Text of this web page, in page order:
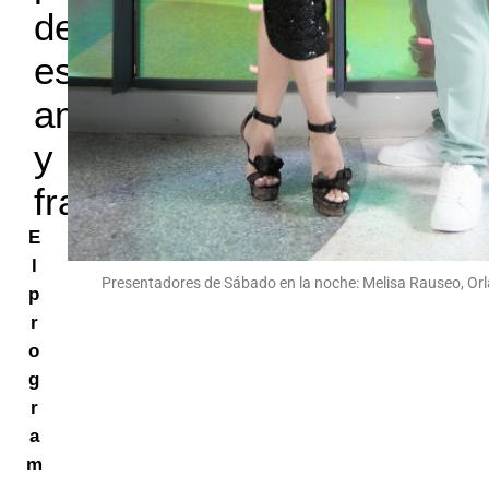
de
espectáculos
ameno
y
franco
E
l
p
r
o
g
r
a
m
Presentadores de Sábado en la noche: Melisa Rauseo,